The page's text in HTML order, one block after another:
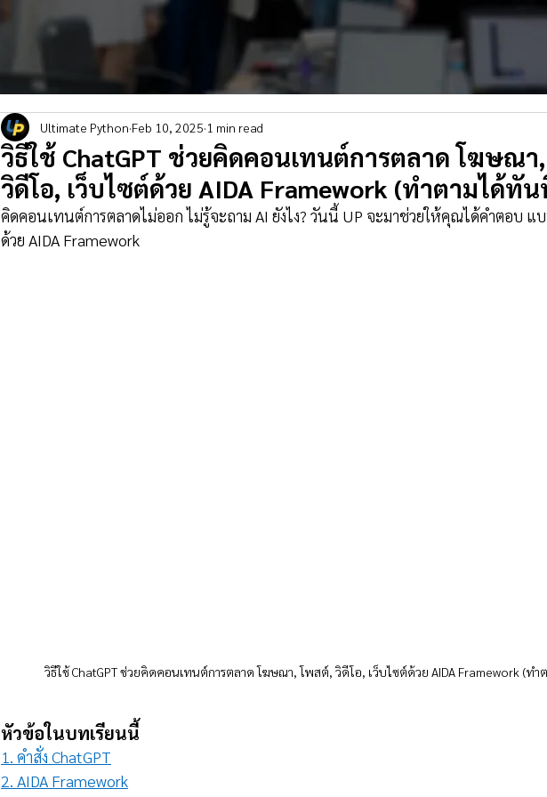
วิธีใช้ ChatGPT ช่วยคิดคอนเทนต์การตลาด โฆษณา
วิดีโอ, เว็บไซต์ด้วย AIDA Framework (ทำตามได้ทันที
Ultimate Python Feb 10, 2025 1 min read
คิดคอนเทนต์การตลาดไม่ออก ไม่รู้จะถาม AI ยังไง? วันนี้ UP จะมาช่วยให้คุณได้คำตอบ แ
ด้วย AIDA Framework
วิธีใช้ ChatGPT ช่วยคิดคอนเทนต์การตลาด โฆษณา, โพสต์, วิดีโอ, เว็บไซต์ด้วย AIDA Framework (ทำต
หัวข้อในบทเรียนนี้
1. คำสั่ง ChatGPT
2. AIDA Framework